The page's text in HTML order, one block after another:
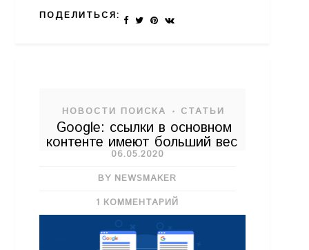
ПОДЕЛИТЬСЯ:
НОВОСТИ ПОИСКА • СТАТЬИ
Google: ссылки в основном
контенте имеют больший вес
06.05.2020
BY NEWSMAKER
1 КОММЕНТАРИЙ